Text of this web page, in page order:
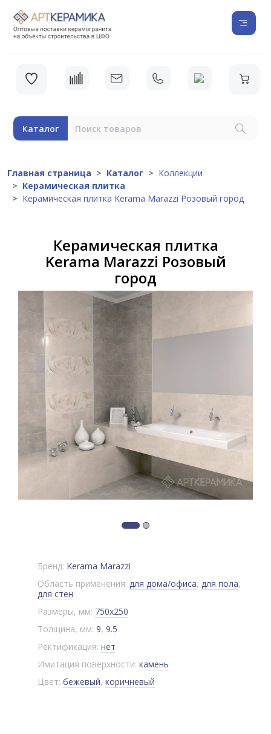
Каталог
Главная страница Каталог
Коллекции
Керамическая плитка
Керамическая плитка Kerama Marazzi Розовый город
Керамическая плитка
Kerama Marazzi Розовый
город
Бренд: Kerama Marazzi
Область применения: для дома/офиса, для пола,
для стен
Размеры, мм: 750x250
Толщина, мм: 9, 9.5
Ректификация: нет
Имитация поверхности: камень
Цвет: бежевый, коричневый